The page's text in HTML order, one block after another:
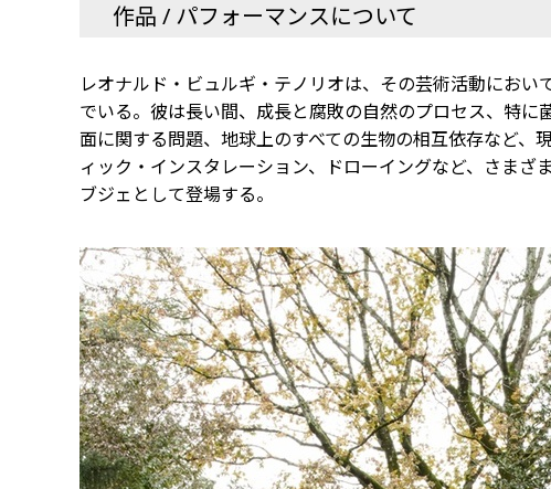
作品 / パフォーマンスについて
レオナルド・ビュルギ・テノリオは、その芸術活動にお
でいる。彼は長い間、成長と腐敗の自然のプロセス、特
面に関する問題、地球上のすべての生物の相互依存など
ィック・インスタレーション、ドローイングなど、さま
ブジェとして登場する。